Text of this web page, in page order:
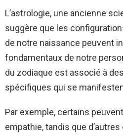
L’astrologie, une ancienne
suggère que les
de notre naissance peuvent
fondamentaux de notre
du zodiaque est associé à
spécifiques qui se
Par exemple, certains
empathie, tandis que